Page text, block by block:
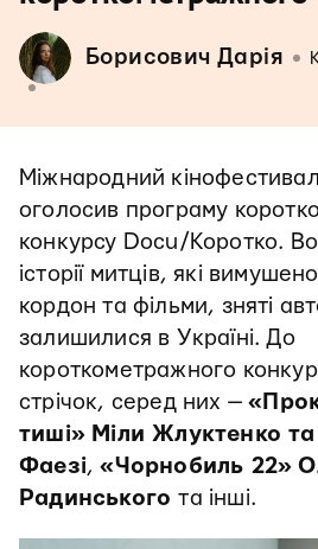
Борисович Дарія
Міжнародний
оголосив програму
конкурсу Docu/Коротко.
історії митців, які
кордон та фільми, зняті
залишилися в Україні. До
короткометражного
стрічок, серед них —
тиші» Міли Жлуктенко
Фаезі,«Чорнобиль 22»
Радинськогота інші.